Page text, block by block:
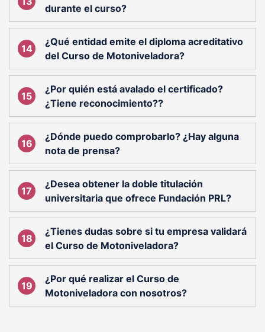
durante el curso?
¿Qué entidad emite el diploma acreditativo
del Curso de Motoniveladora?
¿Por quién está avalado el certificado?
¿Tiene reconocimiento??
¿Dónde puedo comprobarlo? ¿Hay alguna
nota de prensa?
¿Desea obtener la doble titulación
universitaria que ofrece Fundación PRL?
¿Tienes dudas sobre si tu empresa validará
el Curso de Motoniveladora?
¿Por qué realizar el Curso de
Motoniveladora con nosotros?